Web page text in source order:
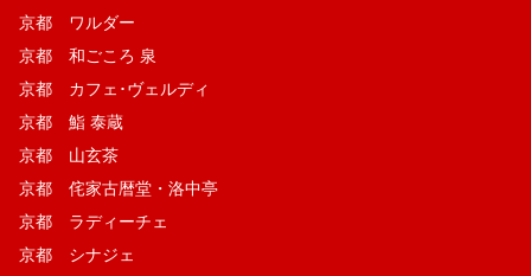
京都 ワルダー
京都 和ごころ 泉
京都 カフェ･ヴェルディ
京都 鮨 泰蔵
京都 山玄茶
京都 侘家古暦堂・洛中亭
京都 ラディーチェ
京都 シナジェ